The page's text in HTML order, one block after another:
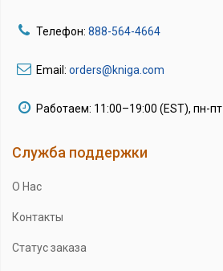
Телефон: 888-564-4664
Email: orders@kniga.com
Работаем: 11:00–19:00 (EST), пн-пт
Служба поддержки
О Нас
Контакты
Статус заказа